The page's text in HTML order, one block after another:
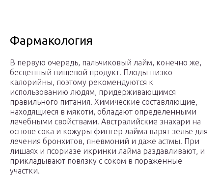
Фармакология
В первую очередь, пальчиковый лайм, конечно же,
бесценный пищевой продукт. Плоды низко
калорийны, поэтому рекомендуются к
использованию людям, придерживающимся
правильного питания. Химические составляющие,
находящиеся в мякоти, обладают определенными
лечебными свойствами. Австралийские знахари на
основе сока и кожуры фингер лайма варят зелье для
лечения бронхитов, пневмоний и даже астмы. При
лишаях и псориазе икринки лайма раздавливают, и
прикладывают повязку с соком в пораженные
участки.